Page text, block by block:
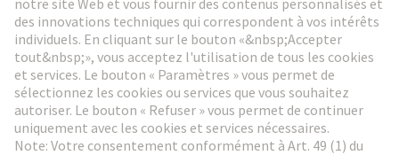
Aller à l'inscription
Social Media